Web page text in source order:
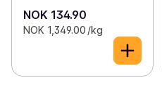
NOK 134.90
NOK 1,349.00 /kg